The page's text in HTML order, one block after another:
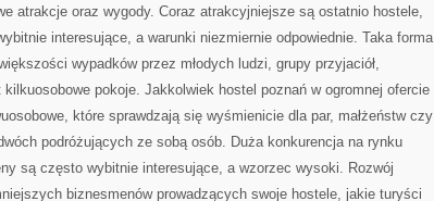
atrakcje oraz wygody. Coraz atrakcyjniejsze są ostatnio hostele,
interesujące, a warunki niezmiernie odpowiednie. Taka forma
wypadków przez młodych ludzi, grupy przyjaciół,
kilkuosobowe pokoje. Jakkolwiek hostel poznań w ogromnej ofercie
które sprawdzają się wyśmienicie dla par, małżeństw czy
podróżujących ze sobą osób. Duża konkurencja na rynku
są często wybitnie interesujące, a wzorzec wysoki. Rozwój
biznesmenów prowadzących swoje hostele, jakie turyści